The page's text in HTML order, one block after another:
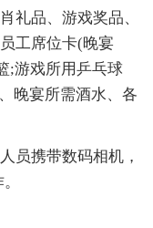
礼品、游戏奖品、
工席位卡(晚宴
;游戏所用乒乓球
晚宴所需酒水、各
员携带数码相机，